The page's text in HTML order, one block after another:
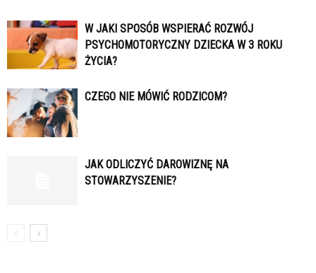
W JAKI SPOSÓB WSPIERAĆ ROZWÓJ
PSYCHOMOTORYCZNY DZIECKA W 3 ROKU
ŻYCIA?
CZEGO NIE MÓWIĆ RODZICOM?
JAK ODLICZYĆ DAROWIZNĘ NA
STOWARZYSZENIE?